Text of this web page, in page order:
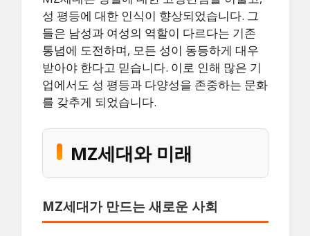
성 평등에 대한 인식이 향상되었습니다. 그
들은 남성과 여성의 역할이 다르다는 기존
통념에 도전하며, 모든 성이 동등하게 대우
받아야 한다고 믿습니다. 이로 인해 많은 기
업에서도 성 평등과 다양성을 존중하는 문화
를 갖추게 되었습니다.
MZ세대와 미래
MZ세대가 만드는 새로운 사회